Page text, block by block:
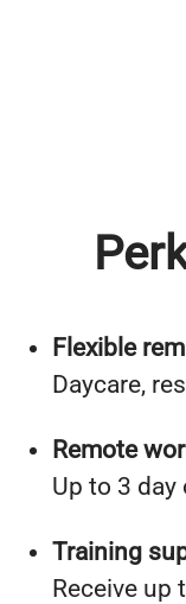
Flexible
Daycare,
Remote
Up to 3
Training
Receive up